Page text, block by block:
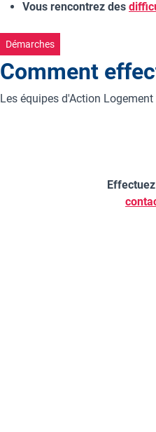
Vous rencontrez des
Démarches
Comment
Les équipes d'Action